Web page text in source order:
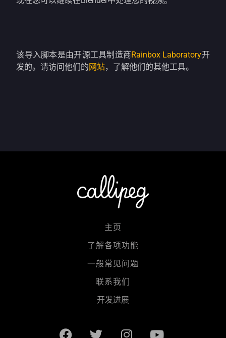
该导入脚本是由开源工具制造商Rainbox Laboratory开
发的。请访问他们的网站，了解他们的其他工具。
主页
了解各项功能
一般常见问题
联系我们
开发进展